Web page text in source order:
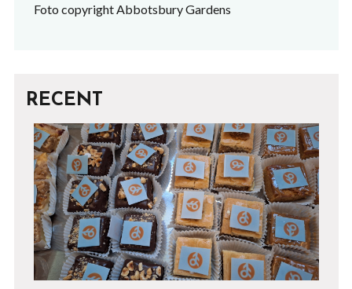
Foto copyright Abbotsbury Gardens
RECENT